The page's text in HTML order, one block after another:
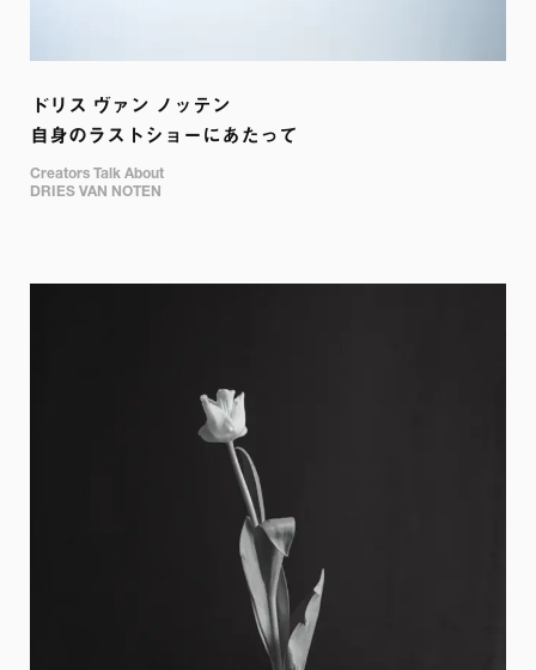
ドリス ヴァン ノッテン
自身のラストショーにあたって
Creators Talk About
DRIES VAN NOTEN